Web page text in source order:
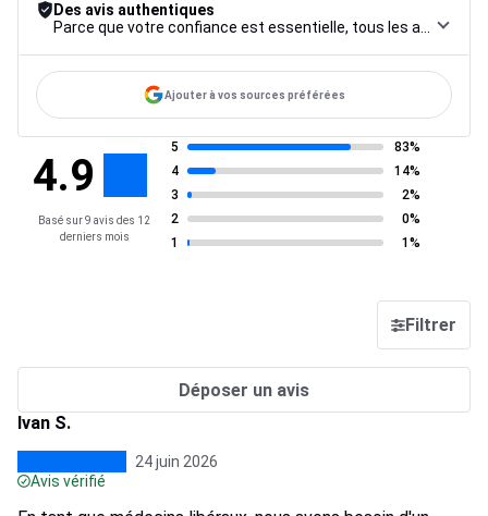
Des avis authentiques
Ajouter à vos sources préférées
4.9
Basé sur 9 avis des 12
derniers mois
5
83%
4
14%
3
2%
2
0%
1
1%
Filtrer
Déposer un avis
Ivan S.
24 juin 2026
Avis vérifié